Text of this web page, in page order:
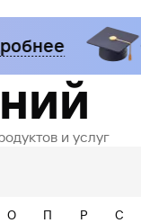
и услуг
О П Р С